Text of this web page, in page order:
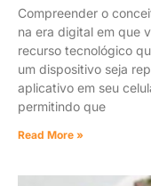
Compreender o
na era digital em que
recurso tecnológico
um dispositivo seja
aplicativo em seu
permitindo que
Read More »